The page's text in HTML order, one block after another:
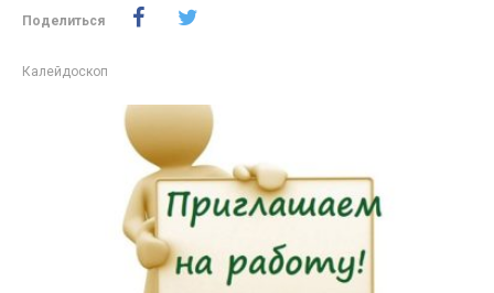
Поделиться
Калейдоскоп